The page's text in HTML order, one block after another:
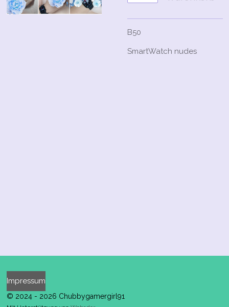
B50
SmartWatch nudes
Impressum
© 2024 - 2026 Chubbygamergirl91